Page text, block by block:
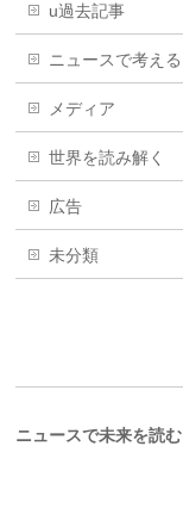
u過去記事
ニュースで考える
メディア
世界を読み解く
広告
未分類
ニュースで未来を読む